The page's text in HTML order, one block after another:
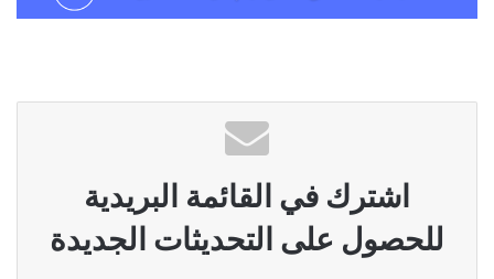
اشترك في القائمة البريدية
للحصول على التحديثات الجديدة